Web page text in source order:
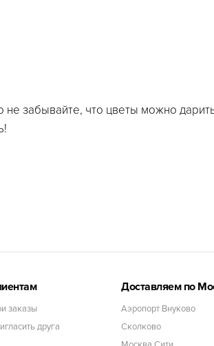
забывайте, что цветы можно
заказы
друга
Доставляем по
Аэропорт Внуково
Сколково